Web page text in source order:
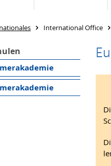
International Office